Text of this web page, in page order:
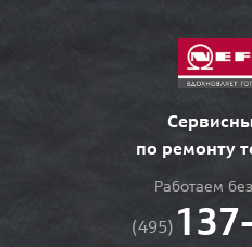
по ремонту
Работаем
(495)